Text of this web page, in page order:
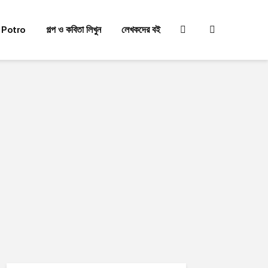
গল্প ও কবিতা লিখুন লেখকদের বই